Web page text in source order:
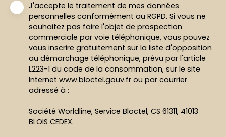
J'accepte le traitement de mes données
personnelles conformément au RGPD. Si vous ne
souhaitez pas faire l'objet de prospection
commerciale par voie téléphonique, vous pouvez
vous inscrire gratuitement sur la liste d'opposition
au démarchage téléphonique, prévu par l'article
L223-1 du code de la consommation, sur le site
Internet www.bloctel.gouv.fr ou par courrier
adressé à :
Société Worldline, Service Bloctel, CS 61311, 41013
BLOIS CEDEX.